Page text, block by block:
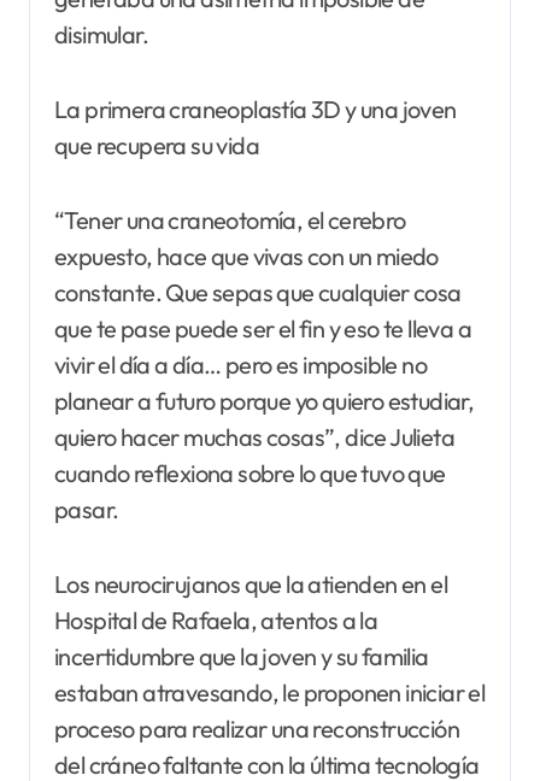
disimular.
La primera craneoplastía 3D y una joven
que recupera su vida
“Tener una craneotomía, el cerebro
expuesto, hace que vivas con un miedo
constante. Que sepas que cualquier cosa
que te pase puede ser el fin y eso te lleva a
vivir el día a día… pero es imposible no
planear a futuro porque yo quiero estudiar,
quiero hacer muchas cosas”, dice Julieta
cuando reflexiona sobre lo que tuvo que
pasar.
Los neurocirujanos que la atienden en el
Hospital de Rafaela, atentos a la
incertidumbre que la joven y su familia
estaban atravesando, le proponen iniciar el
proceso para realizar una reconstrucción
del cráneo faltante con la última tecnología